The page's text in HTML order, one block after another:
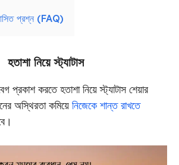
প্রশ্ন (FAQ)
হতাশা নিয়ে স্ট্যাটাস
প্রকাশ করতে হতাশা নিয়ে স্ট্যাটাস শেয়ার
অস্থিরতা কমিয়ে নিজেকে শান্ত রাখতে